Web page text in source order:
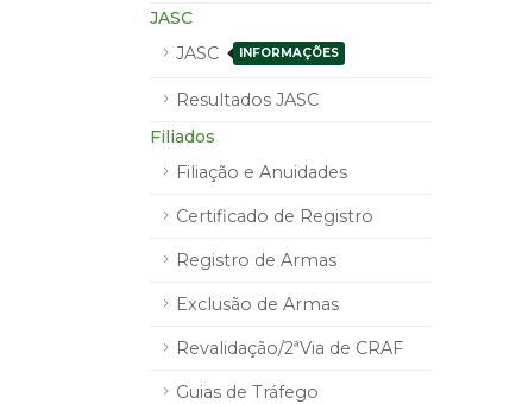
JASC
JASC
INFORMAÇÕES
Resultados JASC
Filiados
Filiação e Anuidades
Certificado de Registro
Registro de Armas
Exclusão de Armas
Revalidação/2ªVia de CRAF
Guias de Tráfego